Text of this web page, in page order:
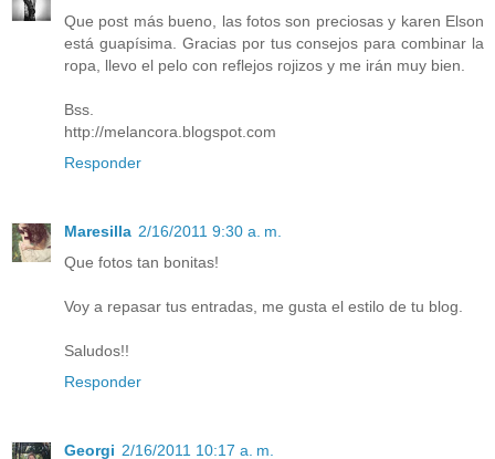
Que post más bueno, las fotos son preciosas y karen Elson
está guapísima. Gracias por tus consejos para combinar la
ropa, llevo el pelo con reflejos rojizos y me irán muy bien.
Bss.
http://melancora.blogspot.com
Responder
Maresilla 2/16/2011 9:30 a. m.
Que fotos tan bonitas!
Voy a repasar tus entradas, me gusta el estilo de tu blog.
Saludos!!
Responder
Georgi 2/16/2011 10:17 a. m.